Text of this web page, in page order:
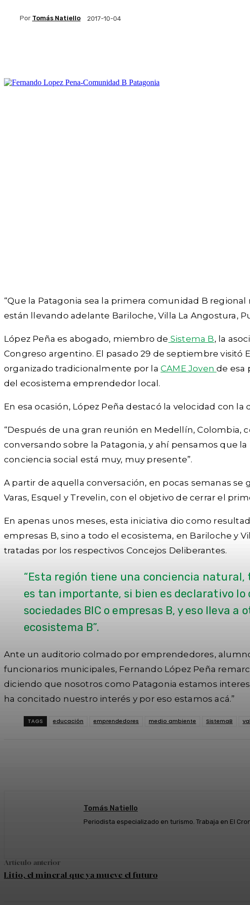
Por Tomás Natiello 2017-10-04
“Que la Patagonia sea la primera comunidad B
están llevando adelante Bariloche, Villa La Angostura,
López Peña es abogado, miembro de Sistema B, la
Congreso argentino. El pasado 29 de septiembre visitó
organizado tradicionalmente por laCAME Jovende esa
del ecosistema emprendedor local.
En esa ocasión, López Peña destacó la velocidad con
“Después de una gran reunión en Medellín, Colombia,
conversando sobre la Patagonia, y ahí pensamos que
conciencia social está muy, muy presente”.
A partir de aquella conversación, en pocas semanas
Varas, Esquel y Trevelin, con el objetivo de cerrar el
En apenas unos meses, esta iniciativa dio como
empresas B, sino a todo el ecosistema, en Bariloche y
tratadas por los respectivos Concejos Deliberantes.
“Esta región tiene una conciencia natural,
es tan importante, si bien es declarativo
sociedades BIC o empresas B, y eso lleva
ecosistema B”.
Ante un auditorio colmado por emprendedores,
funcionarios municipales, Fernando López Peña
diciendo que nosotros como Patagonia estamos
ha concitado nuestro interés y por eso estamos acá.”
TAGS educación emprendedores medio ambiente SistemaB
Tomás Natiello
Periodista especializado en turismo. Trabaja en El
Artículo anterior
Litio, el mineral que ya mueve el futuro